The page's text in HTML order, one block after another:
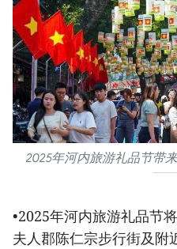
2025年河内旅游礼品节带
•2025年河内旅游礼品节
夫人郡陈仁宗步行街及附